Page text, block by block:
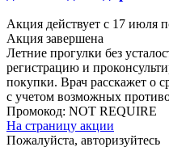
Акция действует с 17 июля
Акция завершена
Летние прогулки без
регистрацию и
покупки. Врач расскажет о
с учетом возможных
Промокод: NOT REQUIRE
На страницу акции
Пожалуйста, авторизуйтесь